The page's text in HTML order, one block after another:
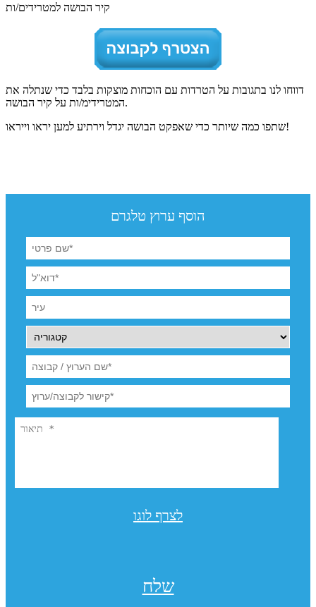
קיר הבושה למטרידים/ות
דווחו לנו בתגובות על הטרדות עם הוכחות מוצקות בלבד כדי שנתלה את
המטרידימ/ות על קיר הבושה.
שתפו כמה שיותר כדי שאפקט הבושה יגדל וירתיע למען יראו וייראו!
הוסף ערוץ טלגרם
לצרף לוגו
שלח